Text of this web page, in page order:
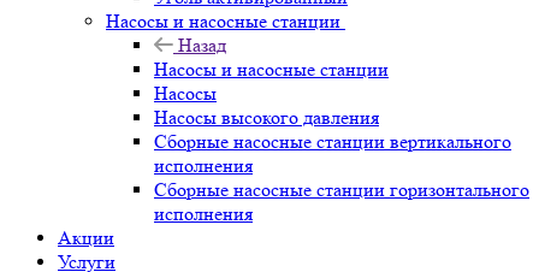
Насосы и насосные станции
Назад
Насосы и насосные станции
Насосы
Насосы высокого давления
Сборные насосные станции вертикального
исполнения
Сборные насосные станции горизонтального
исполнения
Акции
Услуги